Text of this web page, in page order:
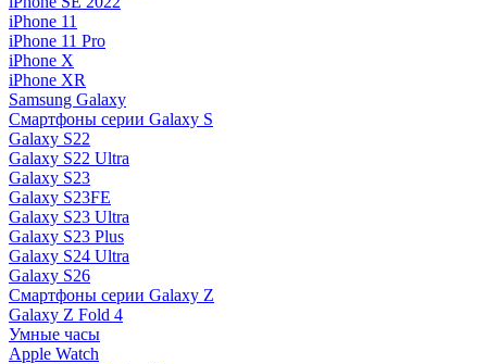
iPhone 11
iPhone 11 Pro
iPhone X
iPhone XR
Samsung Galaxy
Смартфоны серии Galaxy S
Galaxy S22
Galaxy S22 Ultra
Galaxy S23
Galaxy S23FE
Galaxy S23 Ultra
Galaxy S23 Plus
Galaxy S24 Ultra
Galaxy S26
Смартфоны серии Galaxy Z
Galaxy Z Fold 4
Умные часы
Apple Watch